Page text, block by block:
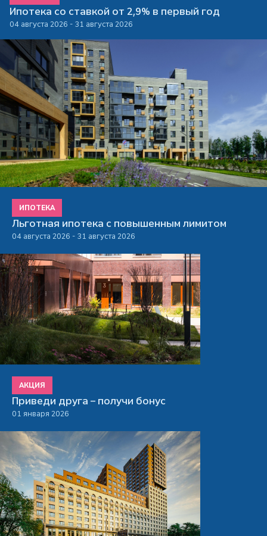
Ипотека со ставкой от 2,9% в первый год
04 августа 2026 - 31 августа 2026
ИПОТЕКА
Льготная ипотека с повышенным лимитом
04 августа 2026 - 31 августа 2026
АКЦИЯ
Приведи друга – получи бонус
01 января 2026